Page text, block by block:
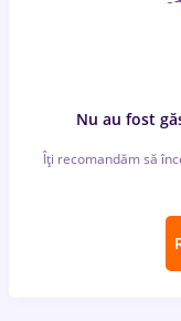
Nu au fost
Îți recomandăm să